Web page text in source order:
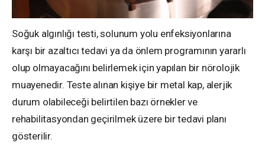
Soğuk algınlığı testi, solunum yolu enfeksiyonlarına
karşı bir azaltıcı tedavi ya da önlem programının yararlı
olup olmayacağını belirlemek için yapılan bir nörolojik
muayenedir. Teste alınan kişiye bir metal kap, alerjik
durum olabileceği belirtilen bazı örnekler ve
rehabilitasyondan geçirilmek üzere bir tedavi planı
gösterilir.